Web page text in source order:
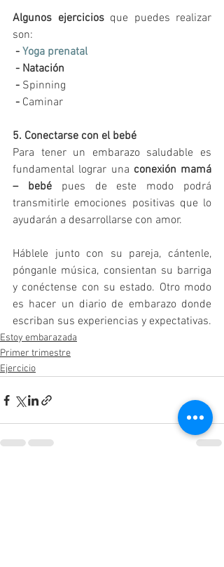
Algunos ejercicios que puedes realizar
son:
- Yoga prenatal
- Natación
- Spinning
- Caminar
5. Conectarse con el bebé
Para tener un embarazo saludable es
fundamental lograr una conexión mamá
– bebé pues de este modo podrá
transmitirle emociones positivas que lo
ayudarán a desarrollarse con amor.
Háblele junto con su pareja, cántenle,
pónganle música, consientan su barriga
y conéctense con su estado. Otro modo
es hacer un diario de embarazo donde
escriban sus experiencias y expectativas.
Estoy embarazada
Primer trimestre
Ejercicio